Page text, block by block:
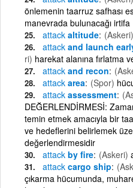
önlemenin taarruz safhası
manevrada bulunacağı irtifa
attack altitude (Askeri)
attack and launch
ri) harekat alanına fırlatma
attack and recon
attack area (Spor)
attack assessment
DEĞERLENDİRMESİ:
temin etmek amacıyla bir
ve hedeflerini belirlemek
değerlendirmesidir
attack by fire (Askeri)
attack cargo ship
çıkarma hücumunda,